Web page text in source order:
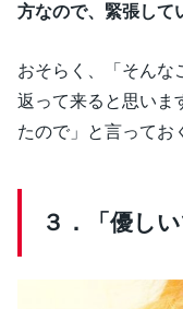
方なので、緊張して
おそらく、「そんな
返って来ると思いま
たので」と言ってお
３．「優し